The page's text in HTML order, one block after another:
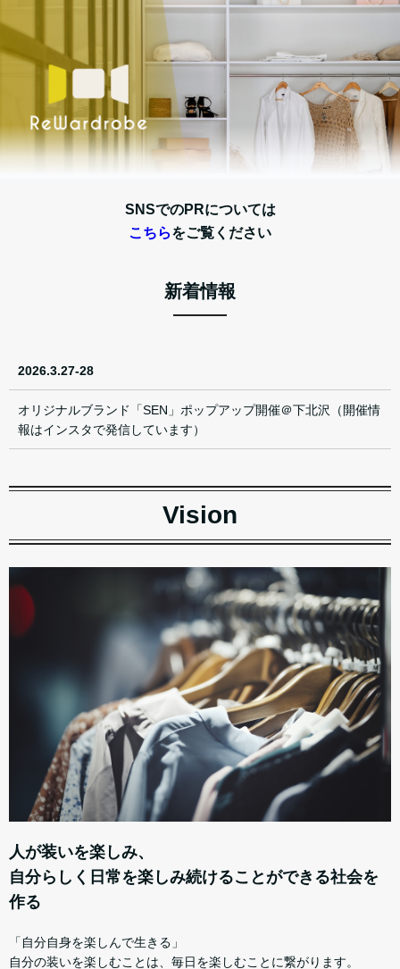
SNSでのPRについては
こちらをご覧ください
新着情報
2026.3.27-28
オリジナルブランド「SEN」ポップアップ開催＠下北沢（開催情
報はインスタで発信しています）
Vision
人が装いを楽しみ、
自分らしく日常を楽しみ続けることができる社会を
作る
「自分自身を楽しんで生きる」
自分の装いを楽しむことは、毎日を楽しむことに繋がります。